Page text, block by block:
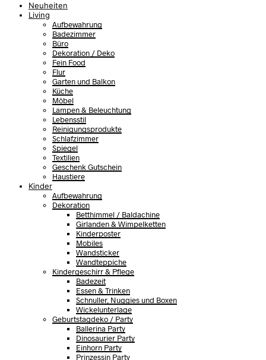
Neuheiten
Living
Aufbewahrung
Badezimmer
Büro
Dekoration / Deko
Fein Food
Flur
Garten und Balkon
Küche
Möbel
Lampen & Beleuchtung
Lebensstil
Reinigungsprodukte
Schlafzimmer
Spiegel
Textilien
Geschenk Gutschein
Haustiere
Kinder
Aufbewahrung
Dekoration
Betthimmel / Baldachine
Girlanden & Wimpelketten
Kinderposter
Mobiles
Wandsticker
Wandteppiche
Kindergeschirr & Pflege
Badezeit
Essen & Trinken
Schnuller, Nuggies und Boxen
Wickelunterlage
Geburtstagdeko / Party
Ballerina Party
Dinosaurier Party
Einhorn Party
Prinzessin Party